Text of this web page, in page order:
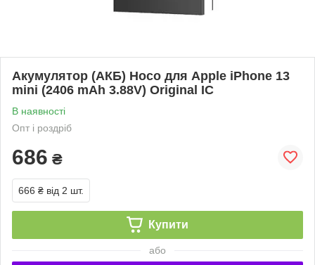
Акумулятор (АКБ) Hoco для Apple iPhone 13
mini (2406 mAh 3.88V) Original IC
В наявності
Опт і роздріб
686 ₴
666 ₴ від 2 шт.
Купити
або